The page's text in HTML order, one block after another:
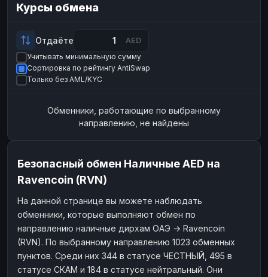
ЮMoney RUB
БАЛАНСЫ КРИПТОБИРЖ
Binance
RUB СБЕР
ДЕНЕЖНЫЕ ПЕРЕВОДЫ
ЗК USD
USD
ЗК
НАЛИЧНЫЕ ДЕНЬГИ
Курсы обмена
Отдаёте AED
Учитывать минимальную сумму
Сортировка по рейтингу AntiSwap
Только без AML/KYC
Обменники, работающие по выбранному
направлению, не найдены
Безопасный обмен Наличные AED на
Ravencoin (RVN)
На данной странице вы можете наблюдать
обменники, которые выполняют обмен по
направлению наличные дирхам ОАЭ → Ravencoin
(RVN). По выбранному направлению 1023 обменных
пунктов. Среди них 344 в статусе ЧЕСТНЫЙ, 495 в
статусе СКАМ и 184 в статусе нейтральный. Они